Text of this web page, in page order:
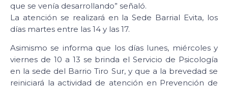
que se venía desarrollando” señaló.
La atención se realizará en la Sede Barrial Evita, los
días martes entre las 14 y las 17.
Asimismo se informa que los días lunes, miércoles y
viernes de 10 a 13 se brinda el Servicio de Psicología
en la sede del Barrio Tiro Sur, y que a la brevedad se
reiniciará la actividad de atención en Prevención de